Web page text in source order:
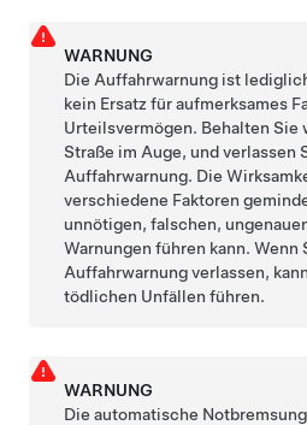
WARNUNG
Die Auffahrwarnung ist
kein Ersatz für aufmerksames
Urteilsvermögen. Behalten Sie
Straße im Auge, und verlassen
Auffahrwarnung. Die
verschiedene Faktoren
unnötigen, falschen,
Warnungen führen kann. Wenn
Auffahrwarnung verlassen,
tödlichen Unfällen führen.
WARNUNG
Die automatische